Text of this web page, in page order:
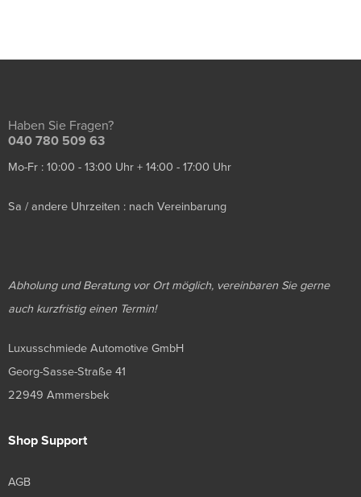
Haben Sie Fragen?
040 780 509 63
Mo-Fr : 10:00 - 13:00 Uhr + 14:00 - 17:00 Uhr
Sa / andere Uhrzeiten : nach Vereinbarung
Abholung und Beratung vor Ort möglich, vereinbaren Sie gerne
auch kurzfristig einen Termin!
Luxusschmiede Automotive GmbH
Georg-Sasse-Straße 41
22949 Ammersbek
Shop Support
AGB